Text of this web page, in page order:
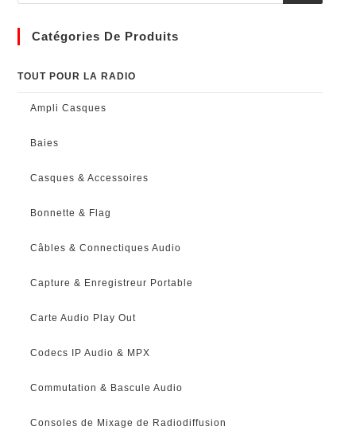
Catégories De Produits
TOUT POUR LA RADIO
Ampli Casques
Baies
Casques & Accessoires
Bonnette & Flag
Câbles & Connectiques Audio
Capture & Enregistreur Portable
Carte Audio Play Out
Codecs IP Audio & MPX
Commutation & Bascule Audio
Consoles de Mixage de Radiodiffusion